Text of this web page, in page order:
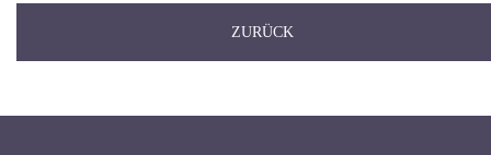
ZURÜCK